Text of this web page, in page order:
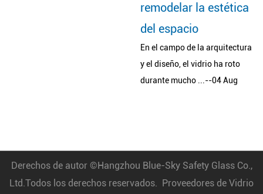
remodelar la estética
En el campo de la arquitectura
y el diseño, el vidrio ha roto
durante mucho ...--04 Aug
Ducha templado
Derechos de autor ©Hangzhou Blue-Sky Safety Glass Co.,
Ltd.Todos los derechos reservados. Proveedores de Vidrio